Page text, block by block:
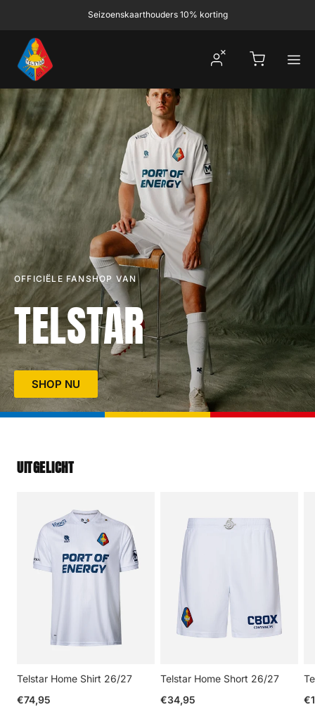
Seizoenskaarthouders 10% korting
Winkelwagen
OFFICIËLE FANSHOP VAN
TELSTAR
SHOP NU
UITGELICHT
Telstar Home Shirt 26/27
Reguliere prijs
€74,95
Telstar Home Short 26/27
Reguliere prijs
€34,95